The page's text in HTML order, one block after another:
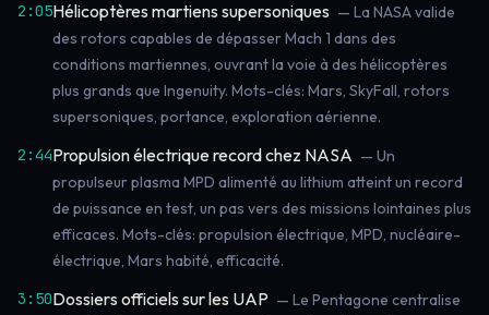
2:05Hélicoptères martiens supersoniques — La NASA valide
des rotors capables de dépasser Mach 1 dans des
conditions martiennes, ouvrant la voie à des hélicoptères
plus grands que Ingenuity. Mots-clés: Mars, SkyFall, rotors
supersoniques, portance, exploration aérienne.
2:44Propulsion électrique record chez NASA — Un
propulseur plasma MPD alimenté au lithium atteint un record
de puissance en test, un pas vers des missions lointaines plus
efficaces. Mots-clés: propulsion électrique, MPD, nucléaire-
électrique, Mars habité, efficacité.
3:50Dossiers officiels sur les UAP — Le Pentagone centralise